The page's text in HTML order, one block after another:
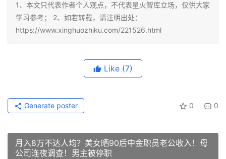
1、本文只代表作者个人观点，不代表星火智库立场，仅供大家
学习参考； 2、如若转载，请注明出处：
https://www.xinghuozhiku.com/221526.html
Like (7)
0 0
Generate poster
月入8万不达人均？美女晒90后中金职员老公收入！母
公司连夜调查！男主被停职